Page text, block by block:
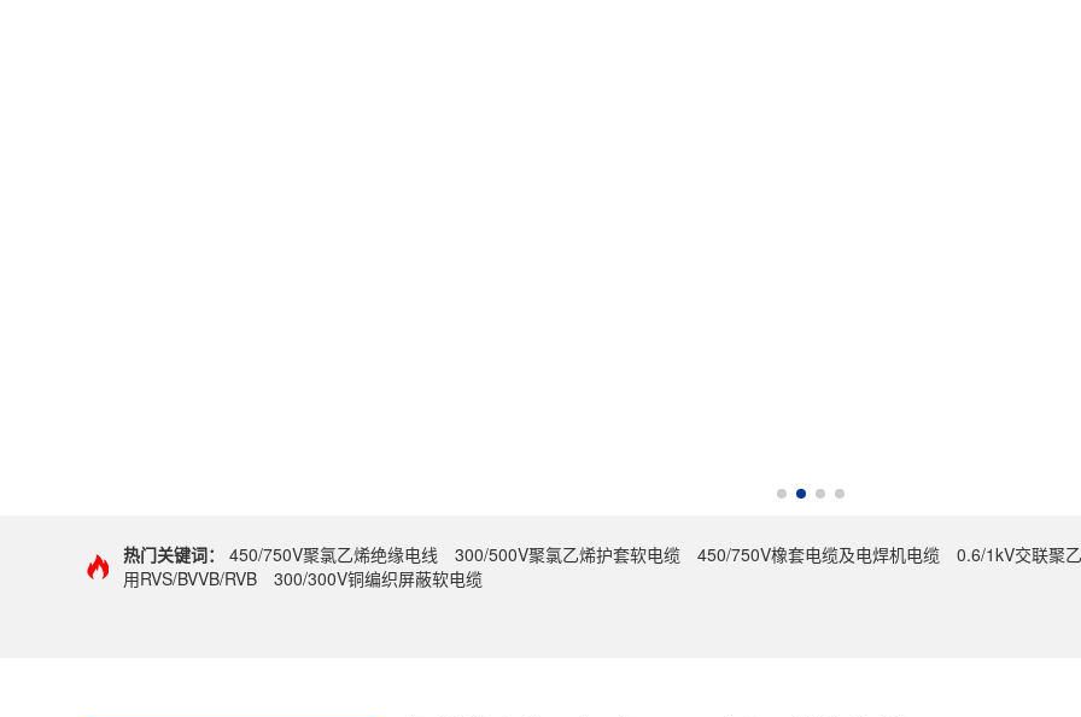
热门关键词： 450/750V聚氯乙烯绝缘电线 300/500V聚氯乙烯护套软电缆 450/750V橡套电缆及电焊机电缆 0.6/1kV交联聚
用RVS/BVVB/RVB
300/300V铜编织屏蔽软电缆